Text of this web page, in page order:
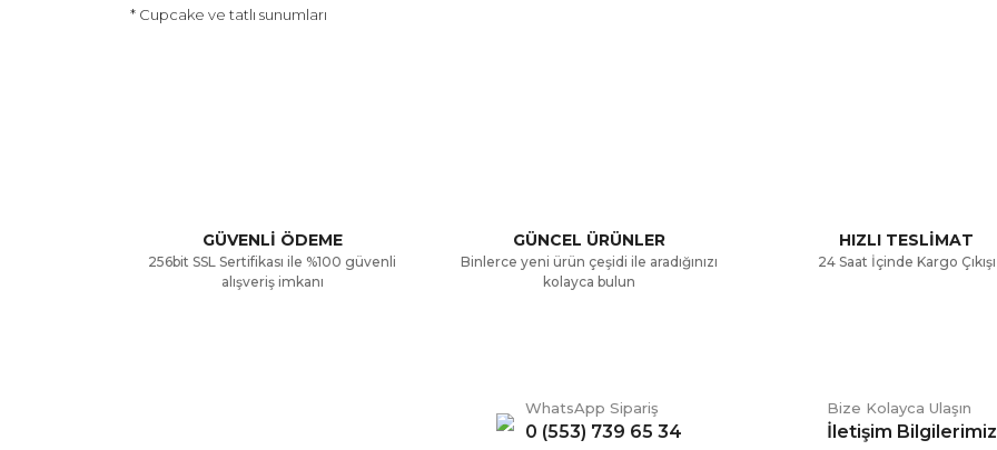
* Cupcake ve tatlı sunumları
Ürün açıklamasında eksik bilgiler bulunuyor.
Ürün bilgilerinde hatalar bulunuyor.
GÜVENLİ ÖDEME
256bit SSL Sertifikası ile %100 güvenli
alışveriş imkanı
GÜNCEL ÜRÜNLER
Binlerce yeni ürün çeşidi ile aradığınızı
kolayca bulun
HIZLI TESLİMAT
24 Saat İçinde Kargo Çıkışı
WhatsApp Sipariş
0 (553) 739 65 34
Bize Kolayca Ulaşın
İletişim Bilgilerimiz